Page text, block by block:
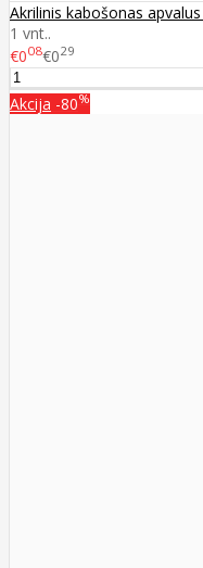
Akrilinis kabošonas
1 vnt..
€008€029
Akcija -80%